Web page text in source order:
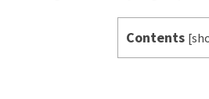
Contents [